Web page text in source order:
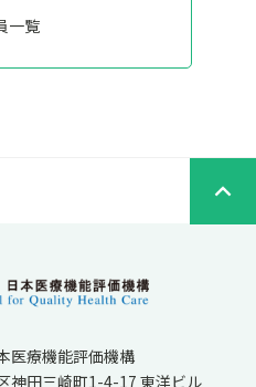
一覧
医療機能評価機構
神田三崎町1-4-17 東洋ビル